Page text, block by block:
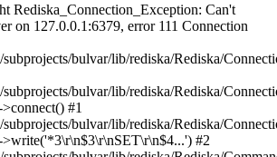
Rediska_Connection_Exception: Can't
on 127.0.0.1:6379, error 111 Connection
bulvar/lib/rediska/Rediska/
bulvar/lib/rediska/Rediska/
#1
bulvar/lib/rediska/Rediska/
#2